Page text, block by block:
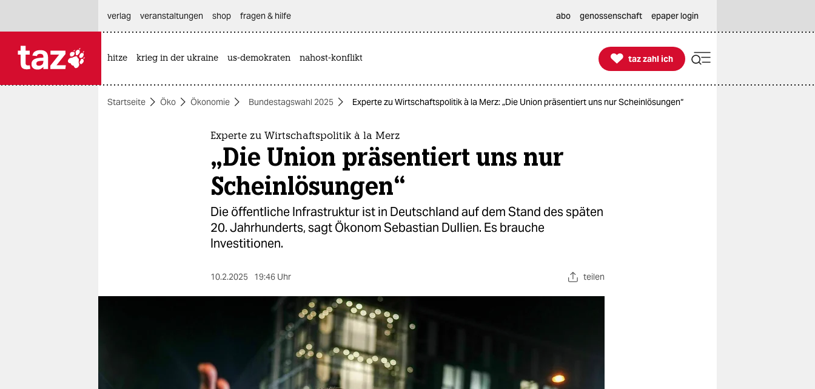
themen
nord
verlag
veranstaltungen shop fragen & hilfe abo genossenschaft epaper login
hitze krieg in der ukraine us-demokraten nahost-konflikt 
taz zahl ich
taz zahl ich
Startseite Öko Ökonomie Bundestagswahl 2025 Experte zu Wirtschaftspolitik à la Merz: „Die Union präsentiert uns nur Scheinlösungen“
Experte zu Wirtschaftspolitik à la Merz
„Die Union präsentiert uns nur
Scheinlösungen“
Die öffentliche Infrastruktur ist in Deutschland auf dem Stand des späten
20. Jahrhunderts, sagt Ökonom Sebastian Dullien. Es brauche
Investitionen.
10.2.2025 19:46 Uhr teilen